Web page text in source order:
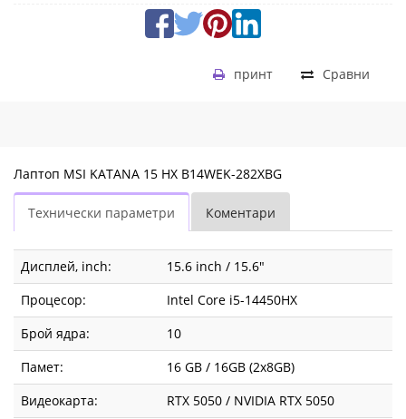
Сравни
принт
Лаптоп MSI KATANA 15 HX B14WEK-282XBG
Технически параметри Коментари
Дисплей, inch:
15.6 inch / 15.6"
Процесор:
Intel Core i5-14450HX
Брой ядра:
10
Памет:
16 GB / 16GB (2x8GB)
Видеокарта:
RTX 5050 / NVIDIA RTX 5050